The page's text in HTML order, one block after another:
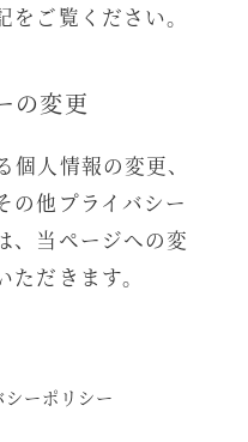
ご覧ください。
の変更
人情報の変更、
の他プライバシー
、当ページへの変
だきます。
シーポリシー